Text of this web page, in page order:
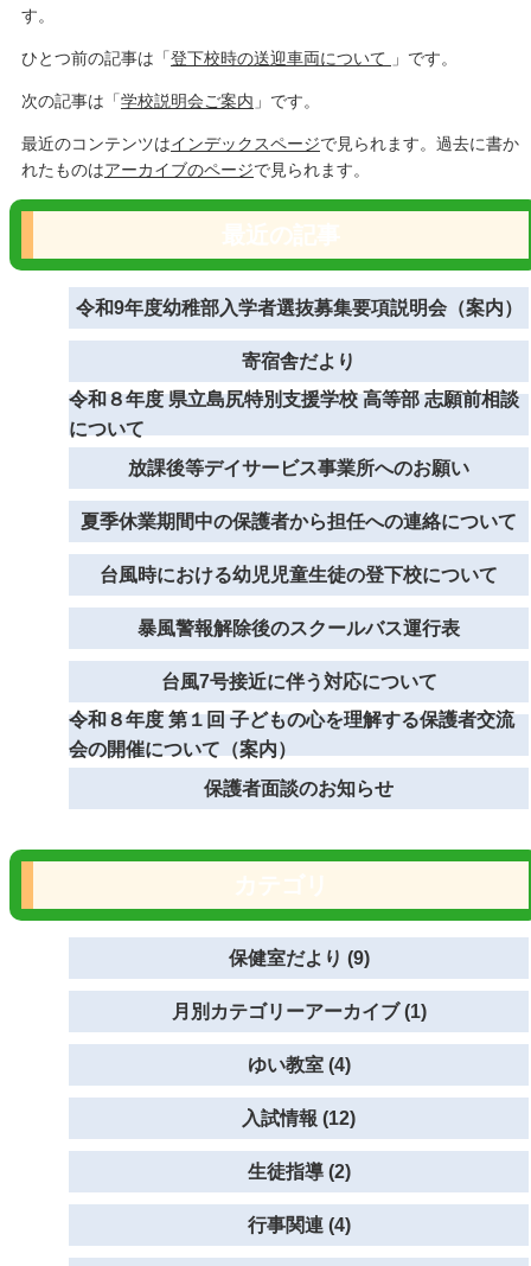
す。
ひとつ前の記事は「登下校時の送迎車両について 」です。
次の記事は「学校説明会ご案内 」です。
最近のコンテンツはインデックスページで見られます。過去に書か
れたものはアーカイブのページで見られます。
令和9年度幼稚部入学者選抜募集要項説明会（案内）
寄宿舎だより
令和８年度 県立島尻特別支援学校 高等部 志願前相談
について
放課後等デイサービス事業所へのお願い
夏季休業期間中の保護者から担任への連絡について
台風時における幼児児童生徒の登下校について
暴風警報解除後のスクールバス運行表
台風7号接近に伴う対応について
令和８年度 第１回 子どもの心を理解する保護者交流
会の開催について（案内）
保護者面談のお知らせ
保健室だより (9)
月別カテゴリーアーカイブ (1)
ゆい教室 (4)
入試情報 (12)
生徒指導 (2)
行事関連 (4)